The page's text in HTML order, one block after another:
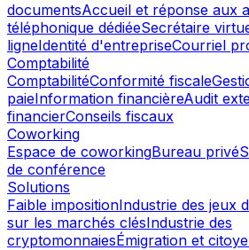
documentsAccueil et réponse aux
téléphonique dédiéeSecrétaire
ligneIdentité d'entrepriseCourriel
Comptabilité
ComptabilitéConformité fiscale
paieInformation financièreAudit
financierConseils fiscaux
Coworking
Espace de coworkingBureau privé
de conférence
Solutions
Faible impositionIndustrie des jeux
sur les marchés clésIndustrie des
cryptomonnaiesÉmigration et